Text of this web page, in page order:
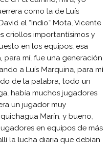
como la de Luís
el “Indio” Mota, Vicente
criollos importantísimos y
en los equipos, esa
para mí, fue una generación
a Luís Marquina, para mí
de la palabra, todo un
había muchos jugadores
un jugador muy
Marín, y bueno,
en equipos de más
la lucha diaria que debían